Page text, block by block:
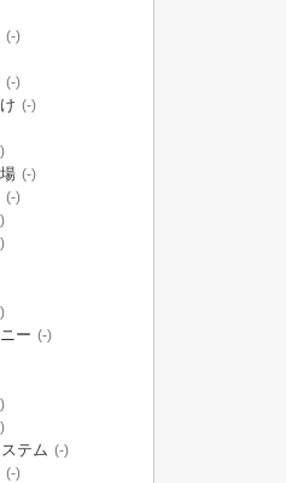
(-)
(-)
(-)
(-)
(-)
ー (-)
テム (-)
(-)